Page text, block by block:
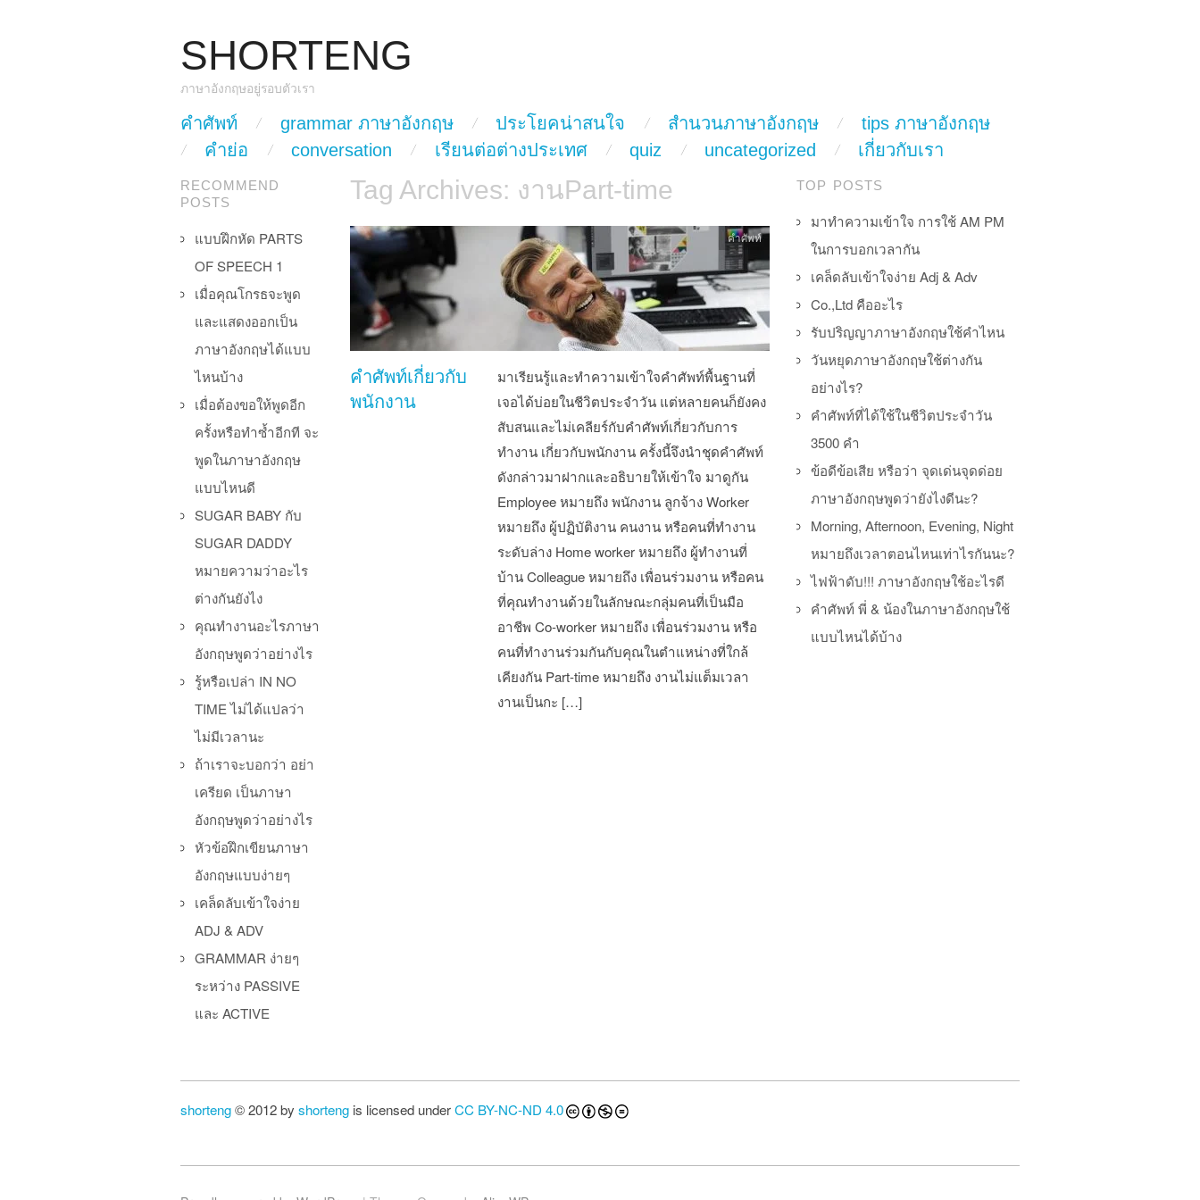
SHORTENG
ภาษาอังกฤษอยู่รอบตัวเรา
Main Menu
skip to content
คำศัพท์ grammar ภาษาอังกฤษ ประโยคน่าสนใจ สำนวนภาษาอังกฤษ
tips ภาษาอังกฤษ
คำย่อ
conversation เรียนต่อต่างประเทศ quiz uncategorized เกี่ยวกับเรา
Tag Archives: งานPart-time
คำศัพท์เกี่ยวกับ
พนักงาน
มาเรียนรู้และทำความเข้าใจคำศัพท์พื้นฐานที่
เจอได้บ่อยในชีวิตประจำวัน แต่หลายคนก็ยังคง
สับสนและไม่เคลียร์กับคำศัพท์เกี่ยวกับการ
ทำงาน เกี่ยวกับพนักงาน ครั้งนี้จึงนำชุดคำศัพท์
ดังกล่าวมาฝากและอธิบายให้เข้าใจ มาดูกัน
Employee หมายถึง พนักงาน ลูกจ้าง Worker
หมายถึง ผู้ปฏิบัติงาน คนงาน หรือคนที่ทำงาน
ระดับล่าง Home worker หมายถึง ผู้ทำงานที่
บ้าน Colleague หมายถึง เพื่อนร่วมงาน หรือคน
ที่คุณทำงานด้วยในลักษณะกลุ่มคนที่เป็นมือ
อาชีพ Co-worker หมายถึง เพื่อนร่วมงาน หรือ
คนที่ทำงานร่วมกันกับคุณในตำแหน่างที่ใกล้
เคียงกัน Part-time หมายถึง งานไม่แต็มเวลา
งานเป็นกะ […]
คำศัพท์
RECOMMEND
POSTS
แบบฝึกหัด PARTS
OF SPEECH 1
เมื่อคุณโกรธจะพูด
และแสดงออกเป็น
ภาษาอังกฤษได้แบบ
ไหนบ้าง
เมื่อต้องขอให้พูดอีก
ครั้งหรือทำซ้ำอีกที จะ
พูดในภาษาอังกฤษ
แบบไหนดี
SUGAR BABY กับ
SUGAR DADDY
หมายความว่าอะไร
ต่างกันยังไง
คุณทำงานอะไรภาษา
อังกฤษพูดว่าอย่างไร
รู้หรือเปล่า IN NO
TIME ไม่ได้แปลว่า
ไม่มีเวลานะ
ถ้าเราจะบอกว่า อย่า
เครียด เป็นภาษา
อังกฤษพูดว่าอย่างไร
หัวข้อฝึกเขียนภาษา
อังกฤษแบบง่ายๆ
เคล็ดลับเข้าใจง่าย
ADJ & ADV
GRAMMAR ง่ายๆ
ระหว่าง PASSIVE
และ ACTIVE
TOP POSTS
มาทำความเข้าใจ การใช้ AM PM
ในการบอกเวลากัน
เคล็ดลับเข้าใจง่าย Adj & Adv
Co.,Ltd คืออะไร
รับปริญญาภาษาอังกฤษใช้คำไหน
วันหยุดภาษาอังกฤษใช้ต่างกัน
อย่างไร?
คำศัพท์ที่ได้ใช้ในชีวิตประจำวัน
3500 คำ
ข้อดีข้อเสีย หรือว่า จุดเด่นจุดด่อย
ภาษาอังกฤษพูดว่ายังไงดีนะ?
Morning, Afternoon, Evening, Night
หมายถึงเวลาตอนไหนเท่าไรกันนะ?
ไฟฟ้าดับ!!! ภาษาอังกฤษใช้อะไรดี
คำศัพท์ พี่ & น้องในภาษาอังกฤษใช้
แบบไหนได้บ้าง
shorteng© 2012 by shorteng is licensed underCC BY-NC-ND 4.0